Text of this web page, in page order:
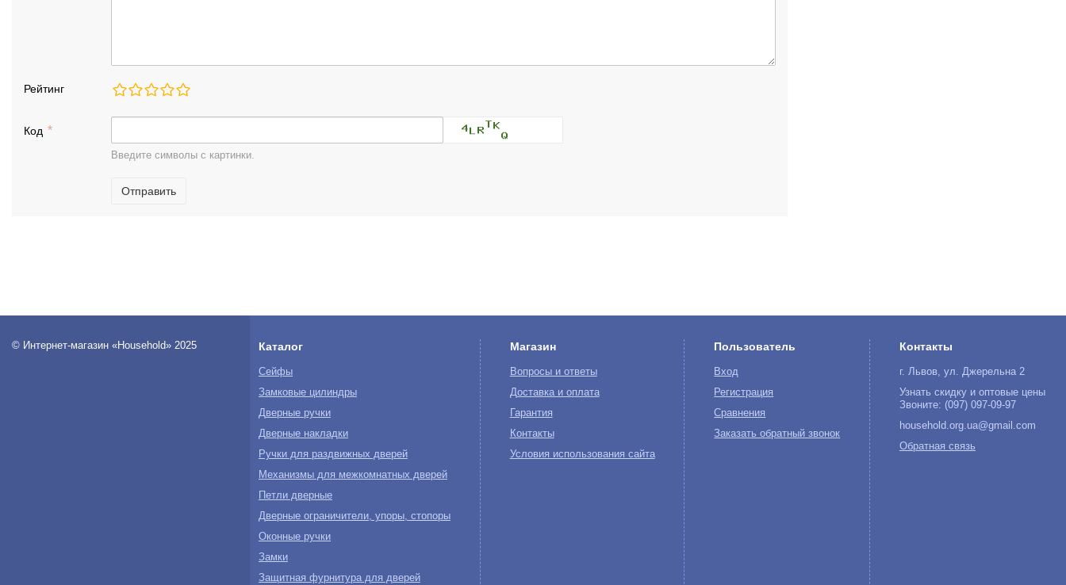
Рейтинг
Код
Введите символы с картинки.
Отправить
© Интернет-магазин «Household» 2025 Каталог
Сейфы
Замковые цилиндры
Дверные ручки
Дверные накладки
Ручки для раздвижных дверей
Механизмы для межкомнатных дверей
Петли дверные
Дверные ограничители, упоры, стопоры
Оконные ручки
Замки
Защитная фурнитура для дверей
Магазин
Вопросы и ответы
Доставка и оплата
Гарантия
Контакты
Условия использования сайта
Пользователь
Вход
Регистрация
Сравнения
Заказать обратный звонок
Контакты
г. Львов, ул. Джерельна 2
Узнать скидку и оптовые цены
Звоните: (097) 097-09-97
household.org.ua@gmail.com
Обратная связь